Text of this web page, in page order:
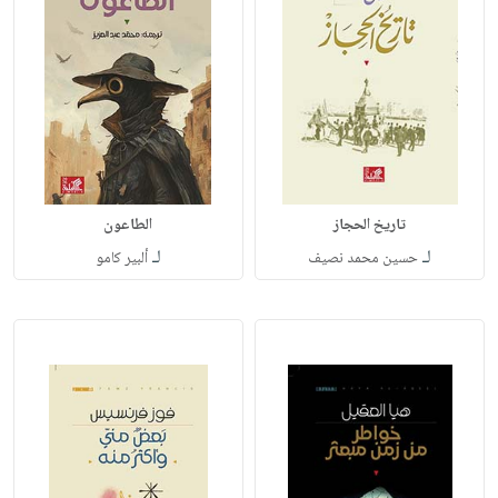
تاريخ الحجاز
لـحسين محمد نصيف
الطاعون
لـألبير كامو